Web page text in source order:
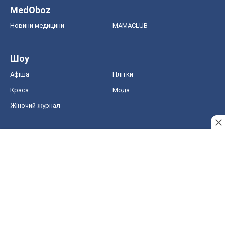
MedOboz
Новини медицини MAMACLUB
Шоу
Афіша Плітки
Краса Мода
Жіночий журнал